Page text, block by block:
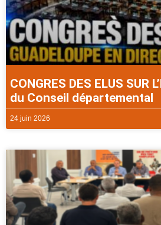
CONGRES DES ELUS SUR
du Conseil départemental
24 juin 2026